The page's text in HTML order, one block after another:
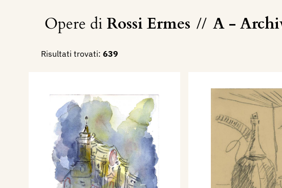
Opere di Rossi Ermes // A -
Risultati trovati: 639